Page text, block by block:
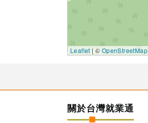
Leaflet | ©OpenStreetMap
關於台灣就業通